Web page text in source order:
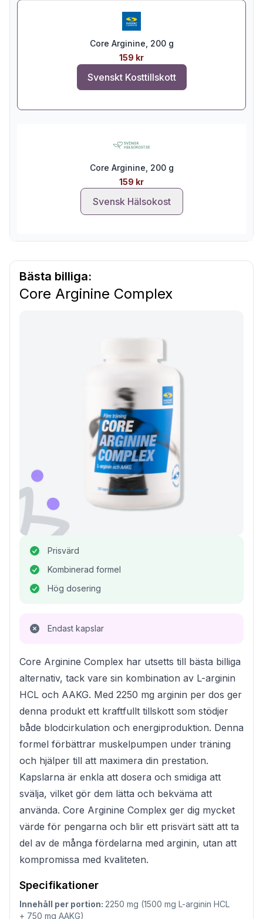
Core Arginine, 200 g
159 kr
Svenskt Kosttillskott
Core Arginine, 200 g
159 kr
Svensk Hälsokost
Bästa billiga:
Core Arginine Complex
Prisvärd
Kombinerad formel
Hög dosering
Endast kapslar
Core Arginine Complex har utsetts till bästa billiga
alternativ, tack vare sin kombination av L-arginin
HCL och AAKG. Med 2250 mg arginin per dos ger
denna produkt ett kraftfullt tillskott som stödjer
både blodcirkulation och energiproduktion. Denna
formel förbättrar muskelpumpen under träning
och hjälper till att maximera din prestation.
Kapslarna är enkla att dosera och smidiga att
svälja, vilket gör dem lätta och bekväma att
använda. Core Arginine Complex ger dig mycket
värde för pengarna och blir ett prisvärt sätt att ta
del av de många fördelarna med arginin, utan att
kompromissa med kvaliteten.
Specifikationer
Innehåll per portion: 2250 mg (1500 mg L-arginin HCL
+ 750 mg AAKG)